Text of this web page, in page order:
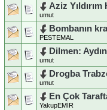
Aziz Yıldırım
umut
Bombanın
PESTEMAL
Dilmen:
umut
Drogba
umut
En Çok
YakupEMİR